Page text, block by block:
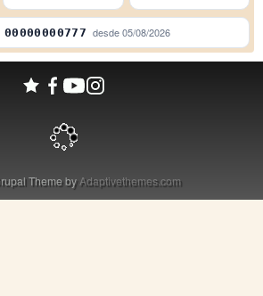
00000000777 desde05/08/2026
Theme byAdaptivethemes.com